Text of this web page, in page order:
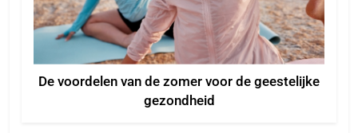
De voordelen van de zomer voor de geestelijke
gezondheid